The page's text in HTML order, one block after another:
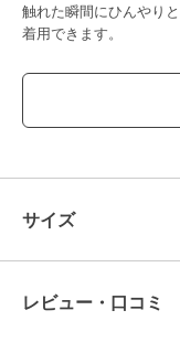
触れた瞬間にひんやり
着用できます。
【透け感】やや透ける
【伸縮性】あり
オフ ホワイト：モデル
ライト ブルー：モデル
サイズ
レビュー・口コミ